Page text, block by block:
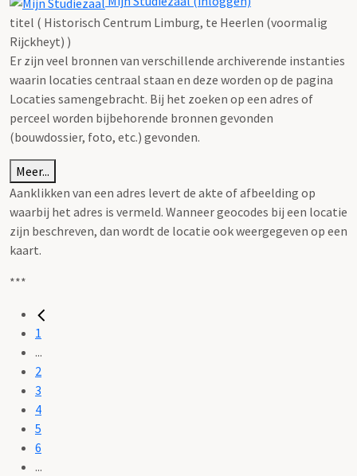
titel ( Historisch Centrum Limburg, te Heerlen (voormalig
Rijckheyt) )
Er zijn veel bronnen van verschillende archiverende instanties
waarin locaties centraal staan en deze worden op de pagina
Locaties samengebracht. Bij het zoeken op een adres of
perceel worden bijbehorende bronnen gevonden
(bouwdossier, foto, etc.) gevonden.
Meer...
Aanklikken van een adres levert de akte of afbeelding op
waarbij het adres is vermeld. Wanneer geocodes bij een locatie
zijn beschreven, dan wordt de locatie ook weergegeven op een
kaart.
***
1
...
2
3
4
5
6
...